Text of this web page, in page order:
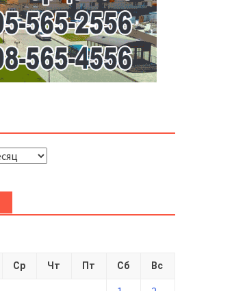
Ср Чт Пт Сб Вс